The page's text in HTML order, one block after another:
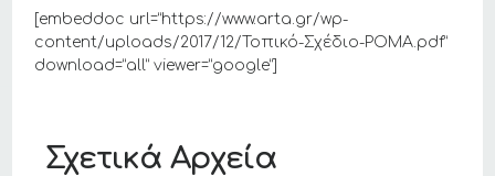
Σχετικά Αρχεία
[embeddoc url=”https://www.arta.gr/wp-
content/uploads/2017/12/Τοπικό-Σχέδιο-ΡΟΜΑ.pdf”
download=”all” viewer=”google”]